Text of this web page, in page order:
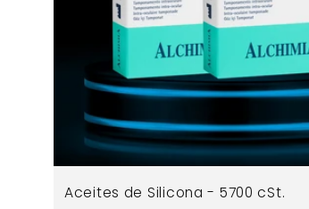
Aceites de Silicona - 5700 cSt.